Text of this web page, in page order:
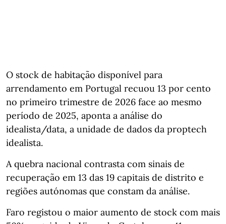
O stock de habitação disponível para
arrendamento em Portugal recuou 13 por cento
no primeiro trimestre de 2026 face ao mesmo
período de 2025, aponta a análise do
idealista/data, a unidade de dados da proptech
idealista.
A quebra nacional contrasta com sinais de
recuperação em 13 das 19 capitais de distrito e
regiões autónomas que constam da análise.
Faro registou o maior aumento de stock com mais